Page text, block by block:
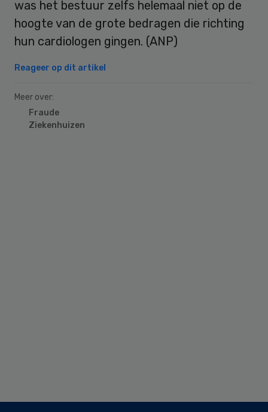
was het bestuur zelfs helemaal niet op de
hoogte van de grote bedragen die richting
hun cardiologen gingen. (ANP)
Reageer op dit artikel
Meer over:
Fraude
Ziekenhuizen